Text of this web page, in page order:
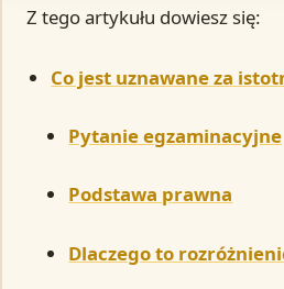
Z tego artykułu dowiesz się:
Co jest uznawane za
Pytanie egzaminacyjne
Podstawa prawna
Dlaczego to